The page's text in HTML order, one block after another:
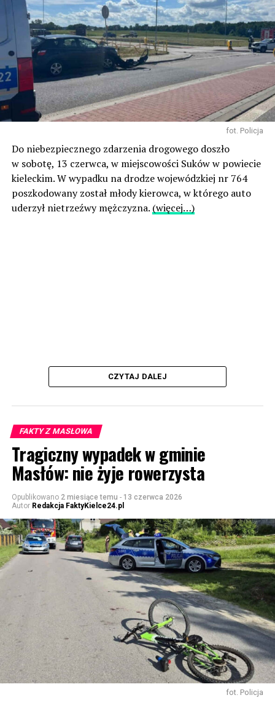
fot. Policja
Do niebezpiecznego zdarzenia drogowego doszło
w sobotę, 13 czerwca, w miejscowości Suków w powiecie
kieleckim. W wypadku na drodze wojewódzkiej nr 764
poszkodowany został młody kierowca, w którego auto
uderzył nietrzeźwy mężczyzna. (więcej…)
CZYTAJ DALEJ
FAKTY Z MASŁOWA
Tragiczny wypadek w gminie
Masłów: nie żyje rowerzysta
Opublikowano 2 miesiące temu - 13 czerwca 2026
Autor Redakcja FaktyKielce24.pl
fot. Policja